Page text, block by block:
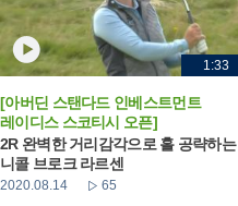
1:33
[아버딘 스탠다드 인베스트먼트
레이디스 스코티시 오픈]
2R 완벽한 거리감각으로 홀 공략하는
니콜 브로크 라르센
2020.08.14 65